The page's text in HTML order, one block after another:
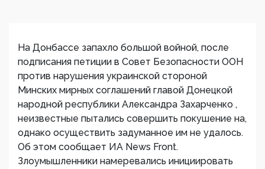
На Донбассе запахло большой войной, после
подписания петиции в Совет Безопасности ООН
против нарушения украинской стороной
Минских мирных соглашений главой Донецкой
народной республики Александра Захарченко ,
неизвестные пытались совершить покушение на,
однако осуществить задуманное им не удалось.
Об этом сообщает ИА News Front.
Злоумышленники намеревались инициировать